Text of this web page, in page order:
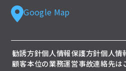
Google Map
勧誘方針個人情報保護方針個人情
顧客本位の業務運営事故連絡先は